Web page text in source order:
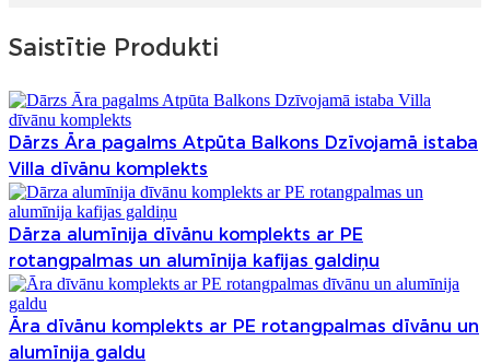
Saistītie Produkti
Dārzs Āra pagalms Atpūta Balkons Dzīvojamā istaba
Villa dīvānu komplekts
Dārza alumīnija dīvānu komplekts ar PE
rotangpalmas un alumīnija kafijas galdiņu
Āra dīvānu komplekts ar PE rotangpalmas dīvānu un
alumīnija galdu